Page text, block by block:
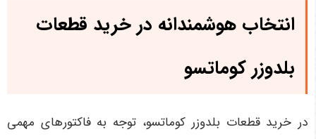
انتخاب هوشمندانه در خرید قطعات
بلدوزر کوماتسو
در خرید قطعات بلدوزر کوماتسو، توجه به فاکتورهای مهمی